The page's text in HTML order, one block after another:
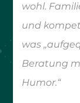
wohl.
und
was
Beratung
Humor.“